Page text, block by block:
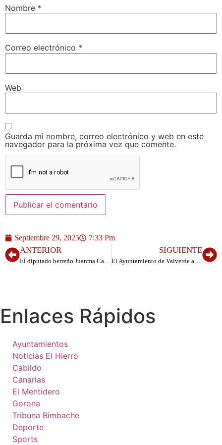
Nombre *
Correo electrónico *
Web
Guarda mi nombre, correo electrónico y web en este
navegador para la próxima vez que comente.
Septiembre 29, 2025 7:33 Pm
ANTERIOR
El diputado herreño Juanma Casañas pide en el Parlamento de Canarias que la baremación para asignar residencias a estudiantes herreños debe primar a los estudiantes de islas no capitalinas
SIGUIENTE
El Ayuntamiento de Valverde abre un plazo extraordinario para solicitar ayudas para material escolar
Enlaces Rápidos
Ayuntamientos
Noticias El Hierro
Cabildo
Canarias
El Mentidero
Gorona
Tribuna Bimbache
Deporte
Sports